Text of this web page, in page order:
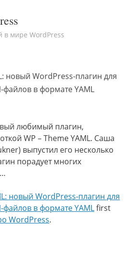
в мире WordPress
новый WordPress-плагин для
файлов в формате YAML
любимый плагин,
WP – Theme YAML. Саша
выпустил его несколько
порадует многих
новый WordPress-плагин для
файлов в формате YAMLfirst
WordPress.